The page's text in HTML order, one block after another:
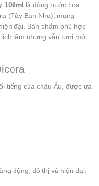
100ml
là dòng nước hoa
(Tây Ban Nha), mang
đại. Sản phẩm phù hợp
lãm nhưng vẫn tươi mới
tiếng của châu Âu, được ưa
động, đô thị và hiện đại.